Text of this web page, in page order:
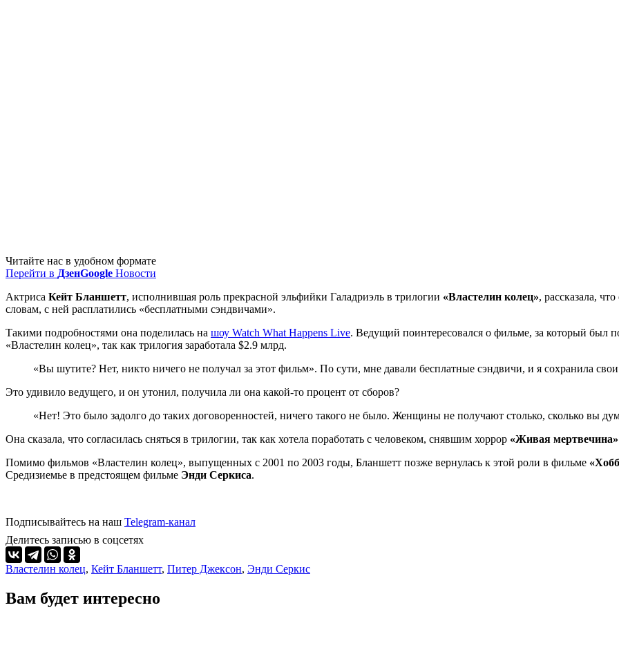
Читайте нас в удобном формате
Перейти в ДзенGoogle Новости
Актриса Кейт Бланшетт, исполнившая роль прекрасной эльфийки Галадриэль в трилогии «Властелин колец», рассказала,
словам, с ней расплатились «бесплатными сэндвичами».
Такими подробностями она поделилась на шоу Watch What Happens Live. Ведущий поинтересовался о фильме, за который был
«Властелин колец», так как трилогия заработала $2.9 млрд.
«Вы шутите? Нет, никто ничего не получал за этот фильм». По сути, мне давали бесплатные сэндвичи, и я сохранила
Это удивило ведущего, и он утонил, получила ли она какой-то процент от сборов?
«Нет! Это было задолго до таких договоренностей, ничего такого не было. Женщины не получают столько, сколько вы
Она сказала, что согласилась сняться в трилогии, так как хотела поработать с человеком, снявшим хоррор «Живая мертвечина»
Помимо фильмов «Властелин колец», выпущенных с 2001 по 2003 годы, Бланшетт позже вернулась к этой роли в фильме
Средизиемье в предстоящем фильме Энди Серкиса.
Подписывайтесь на наш Telegram-канал
Делитесь записью в соцсетях
Властелин колец, Кейт Бланшетт, Питер Джексон, Энди Серкис
Вам будет интересно